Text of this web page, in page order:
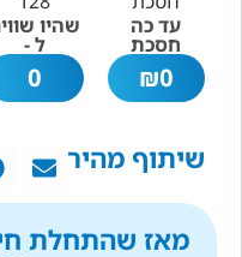
עד כה
חסכת
0
₪
שהיו
ל -
0
שיתוף מהיר
מאז שהתחלת